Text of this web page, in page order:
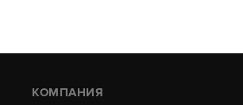
КОМПАНИЯ